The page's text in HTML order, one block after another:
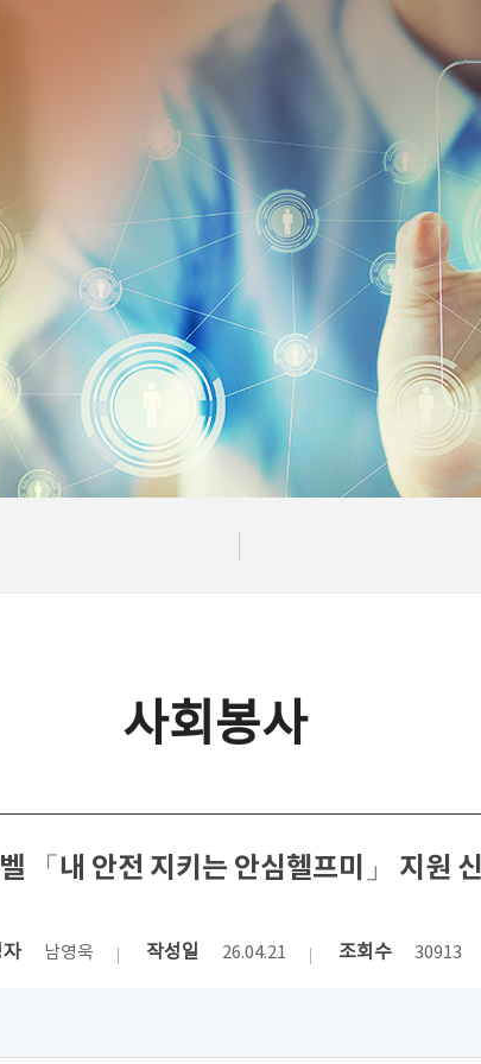
사회봉사
「내 안전 지키는 안심헬프미」 지원
자 남영욱 작성일 26.04.21 조회수 30913